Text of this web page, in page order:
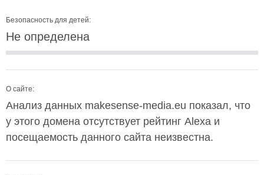
Безопасность для детей:
Не определена
О сайте:
Анализ данных makesense-media.eu показал, что
у этого домена отсутствует рейтинг Alexa и
посещаемость данного сайта неизвестна.